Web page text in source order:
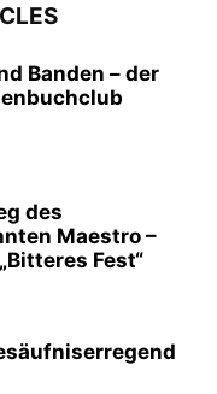
Banden – der
des
Maestro –
Fest“